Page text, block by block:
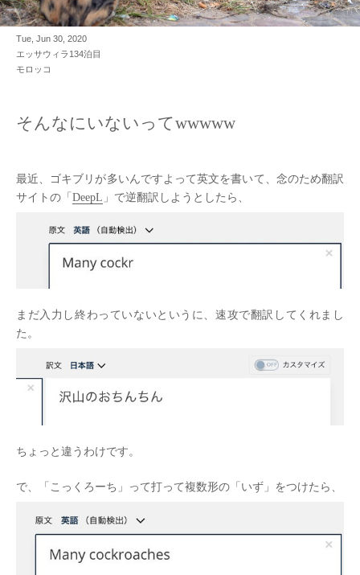
Tue, Jun 30, 2020
エッサウィラ134泊目
モロッコ
そんなにいないってwwwww
最近、ゴキブリが多いんですよって英文を書いて、念のため翻訳
サイトの「 DeepL 」で逆翻訳しようとしたら、
まだ入力し終わっていないというに、速攻で翻訳してくれまし
た。
ちょっと違うわけです。
で、「こっくろーち」って打って複数形の「いず」をつけたら、